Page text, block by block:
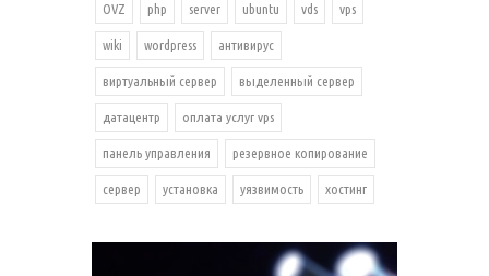
OVZ php server ubuntu vds vps
wiki wordpress антивирус
виртуальный сервер выделенный сервер
датацентр оплата услуг vps
панель управления резервное копирование
сервер установка уязвимость хостинг